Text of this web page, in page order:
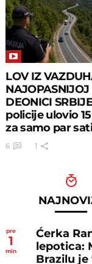
LOV IZ
NAJOPASNIJOJ
DEONICI
policije ulovio
za samo par
su radili
6 1
pre
1
min
Ćerka
lepotica:
Brazilu je